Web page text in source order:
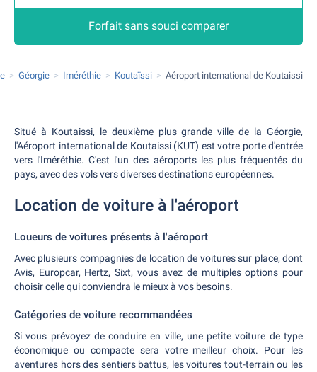
Forfait sans souci comparer
Géorgie Iméréthie Koutaïssi Aéroport international de Koutaissi
Situé à Koutaissi, le deuxième plus grande ville de la Géorgie,
l'Aéroport international de Koutaissi (KUT) est votre porte d'entrée
vers l'Iméréthie. C'est l'un des aéroports les plus fréquentés du
pays, avec des vols vers diverses destinations européennes.
Location de voiture à l'aéroport
Loueurs de voitures présents à l'aéroport
Avec plusieurs compagnies de location de voitures sur place, dont
Avis, Europcar, Hertz, Sixt, vous avez de multiples options pour
choisir celle qui conviendra le mieux à vos besoins.
Catégories de voiture recommandées
Si vous prévoyez de conduire en ville, une petite voiture de type
économique ou compacte sera votre meilleur choix. Pour les
aventures hors des sentiers battus, les voitures tout-terrain ou les